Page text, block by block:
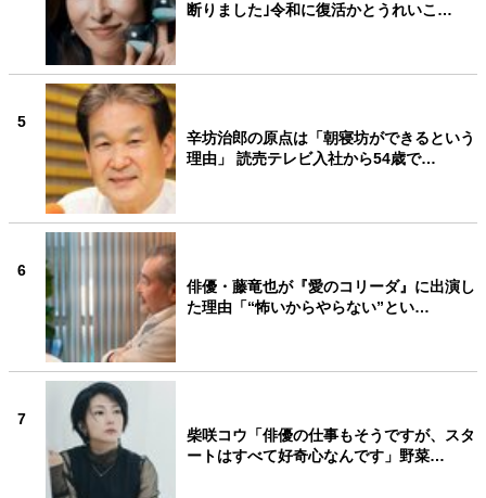
断りました｣令和に復活かとうれいこ…
5
辛坊治郎の原点は「朝寝坊ができるという
理由」 読売テレビ入社から54歳で…
6
俳優・藤竜也が『愛のコリーダ』に出演し
た理由「“怖いからやらない”とい…
7
柴咲コウ「俳優の仕事もそうですが、スタ
ートはすべて好奇心なんです」野菜…